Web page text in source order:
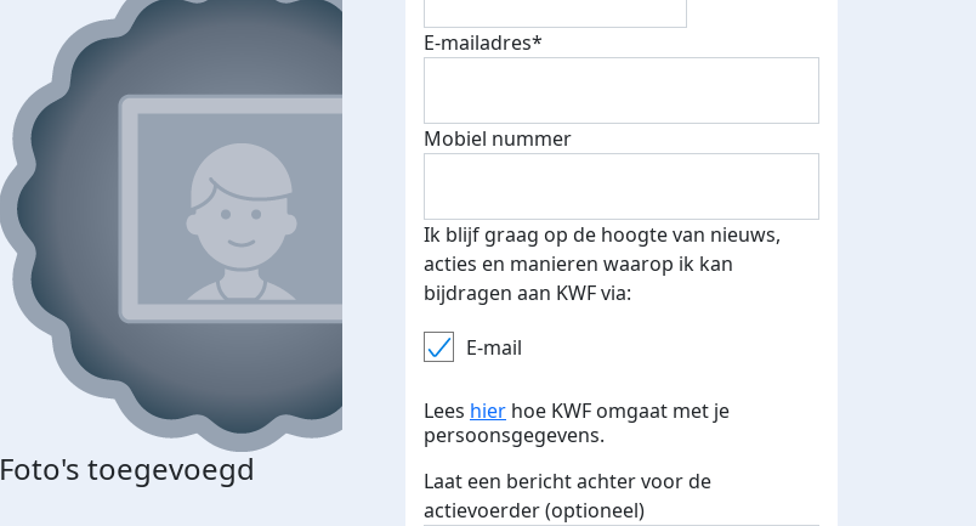
Foto's toegevoegd E-mails verstuurd
€500 euro opgehaald: t-shirt
verdiend
E-mailadres*
Mobiel nummer
Ik blijf graag op de hoogte van nieuws,
acties en manieren waarop ik kan
bijdragen aan KWF via:
E-mail
Lees hier hoe KWF omgaat met je
persoonsgegevens.
Laat een bericht achter voor de
actievoerder (optioneel)